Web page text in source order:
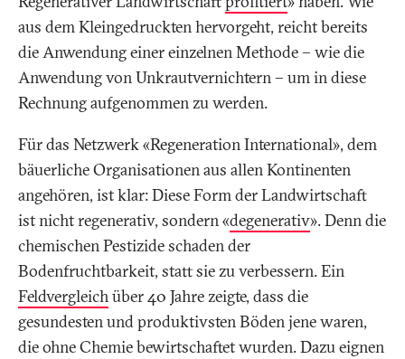
aus dem Kleingedruckten hervorgeht, reicht bereits
die Anwendung einer einzelnen Methode – wie die
Anwendung von Unkrautvernichtern – um in diese
Rechnung aufgenommen zu werden.
Für das Netzwerk «Regeneration International», dem
bäuerliche Organisationen aus allen Kontinenten
angehören, ist klar: Diese Form der Landwirtschaft
ist nicht regenerativ, sondern «degenerativ». Denn die
chemischen Pestizide schaden der
Bodenfruchtbarkeit, statt sie zu verbessern. Ein
Feldvergleichüber 40 Jahre zeigte, dass die
gesundesten und produktivsten Böden jene waren,
die ohne Chemie bewirtschaftet wurden. Dazu eignen